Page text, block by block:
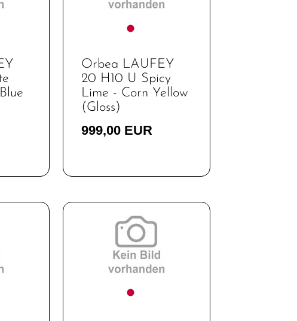
Orbea LAUFEY
20 H10 U Spicy
Lime - Corn Yellow
(Gloss)
999,00 EUR